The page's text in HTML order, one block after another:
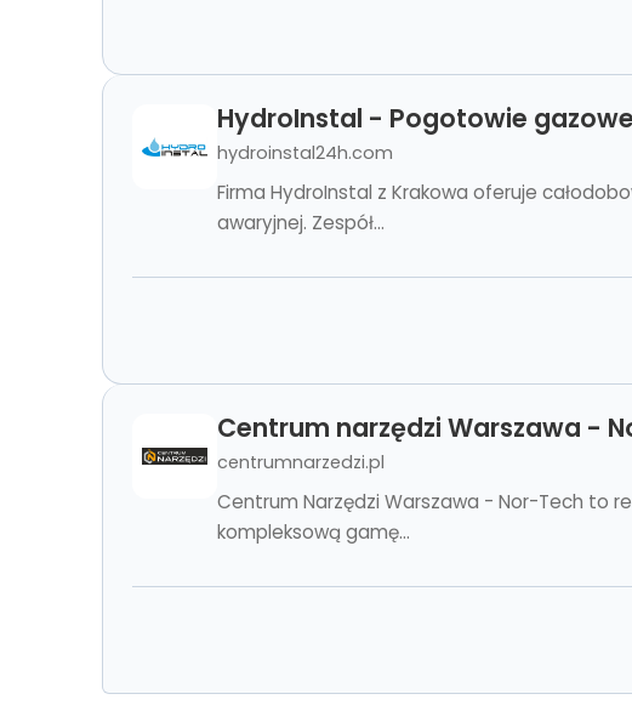
HydroInstal - Pogotowie
hydroinstal24h.com
Firma HydroInstal z Krakowa oferuje
awaryjnej. Zespół...
Centrum narzędzi Warszawa -
centrumnarzedzi.pl
Centrum Narzędzi Warszawa - Nor-Tech to
kompleksową gamę...